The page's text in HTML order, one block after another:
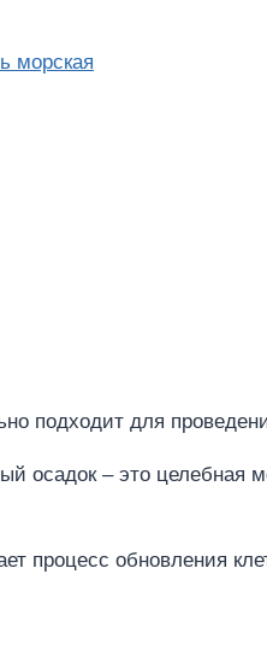
морская
подходит для
осадок – это целебная
процесс обновления